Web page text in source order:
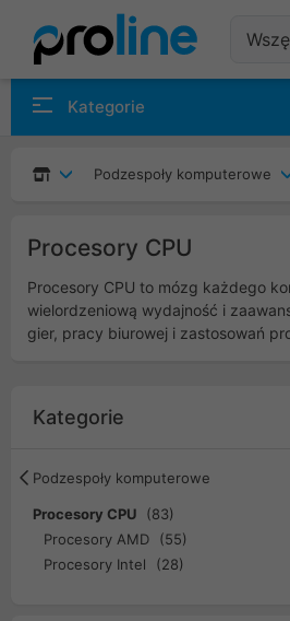
Kategorie
Podzespoły komputerowe
Procesory CPU
Procesory CPU to mózg każdego
wielordzeniową wydajność i
gier, pracy biurowej i zastosowań
Kategorie
Podzespoły komputerowe
Procesory CPU
(83)
Procesory AMD
(55)
Procesory Intel
(28)